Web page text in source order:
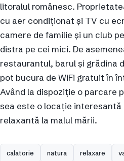
litoralul românesc.
cu aer condiționat și TV cu
camere de familie și un club
distra pe cei mici. De
restaurantul, barul și grădina
pot bucura de WiFi gratuit în
Având la dispoziție o parcare
sea este o locație
relaxantă la malul mării.
calatorie natura relaxare